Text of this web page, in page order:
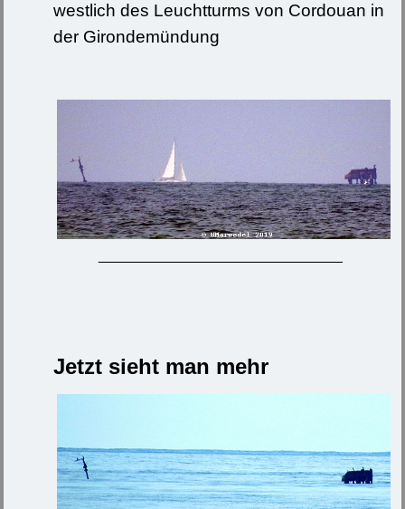
westlich des Leuchtturms von Cordouan in
der Girondemündung
Jetzt sieht man mehr